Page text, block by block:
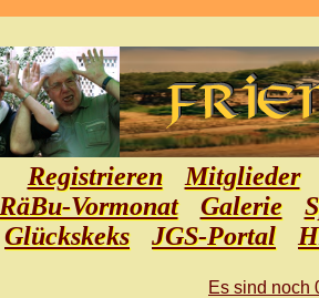
Registrieren Mitglieder
RäBu-Vormonat
Galerie
Glückskeks
JGS-Portal
Es sind noch